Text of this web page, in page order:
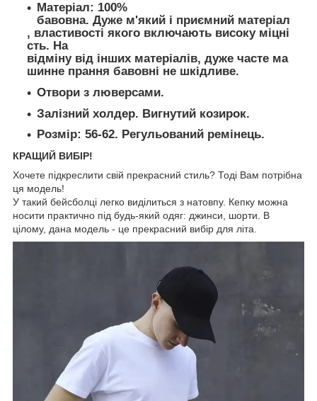
Матеріал: 100%
бавовна. Дуже м'який і приємний матеріал
, властивості якого включають високу міцні
сть. На
відміну від інших матеріалів, дуже часте ма
шинне прання бавовні не шкідливе.
Отвори з люверсами.
Залізний холдер. Вигнутий козирок.
Розмір: 56-62. Регульований ремінець.
КРАЩИЙ ВИБІР!
Хочете підкреслити свій прекрасний стиль? Тоді Вам потрібна
ця модель!
У такий бейсболці легко виділиться з натовпу. Кепку можна
носити практично під будь-який одяг: джинси, шорти. В
цілому, дана модель - це прекрасний вибір для літа.